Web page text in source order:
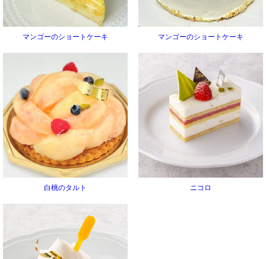
マンゴーのショートケーキ マンゴーのショートケーキ
白桃のタルト ニコロ